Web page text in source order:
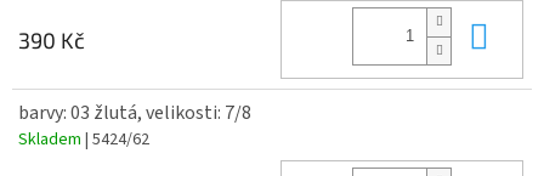
390 Kč
barvy: 03 žlutá, velikosti: 7/8
Skladem | 5424/62